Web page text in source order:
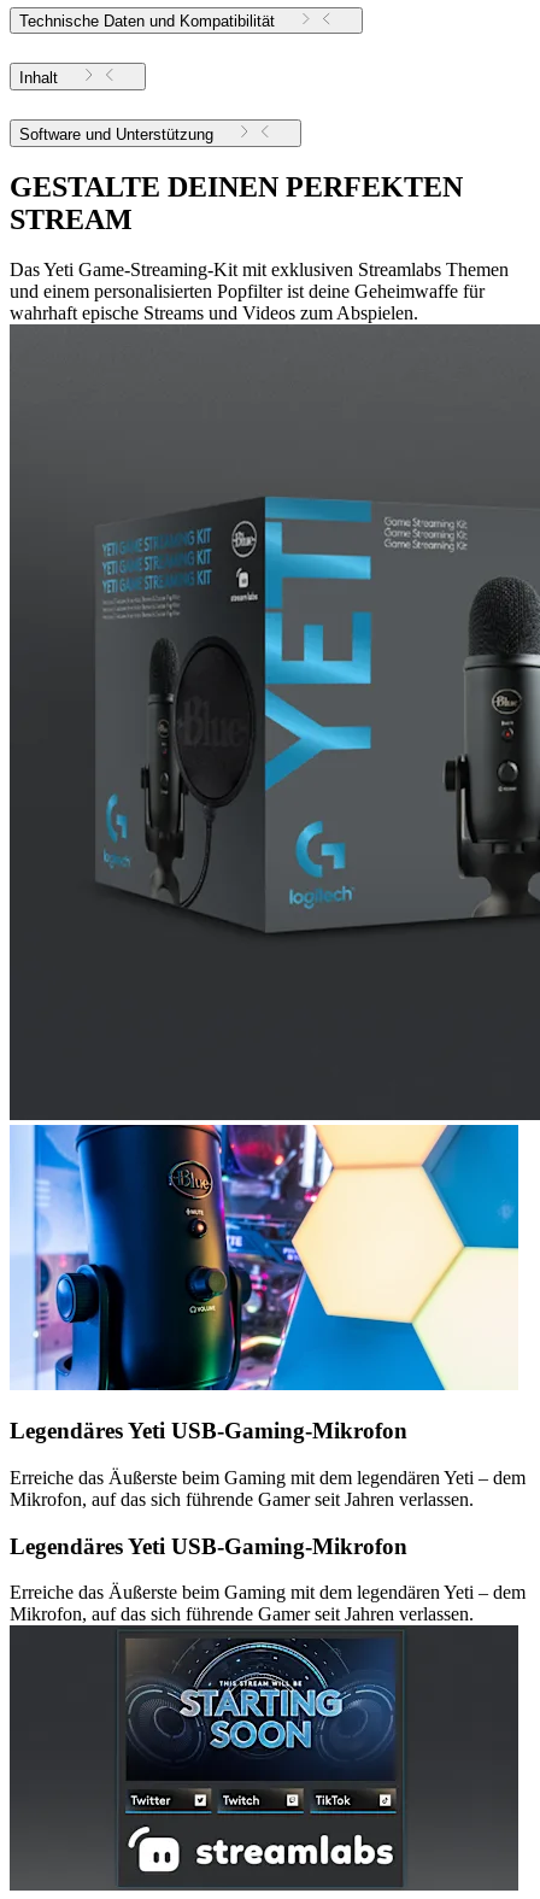
Technische Daten und Kompatibilität
Inhalt
Software und Unterstützung
GESTALTE DEINEN PERFEKTEN
STREAM
Das Yeti Game-Streaming-Kit mit exklusiven Streamlabs Themen
und einem personalisierten Popfilter ist deine Geheimwaffe für
wahrhaft epische Streams und Videos zum Abspielen.
Legendäres Yeti USB-Gaming-Mikrofon
Erreiche das Äußerste beim Gaming mit dem legendären Yeti – dem
Mikrofon, auf das sich führende Gamer seit Jahren verlassen.
Legendäres Yeti USB-Gaming-Mikrofon
Erreiche das Äußerste beim Gaming mit dem legendären Yeti – dem
Mikrofon, auf das sich führende Gamer seit Jahren verlassen.